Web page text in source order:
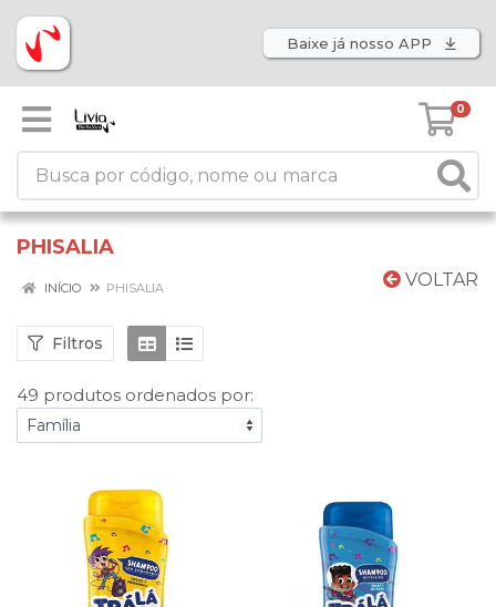
Baixe já nosso APP
0
PHISALIA
VOLTAR
INÍCIO PHISALIA
Filtros
49 produtos ordenados por: